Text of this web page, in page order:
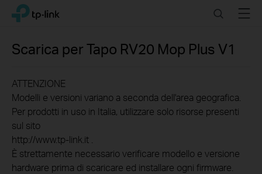
Click
navigation
TP-Link, Reliably Smart SearchMenu
Scarica perTapo RV20 Mop Plus V1
ATTENZIONE
Modelli e versioni variano a seconda dell'area geografica.
Per prodotti in uso in Italia, utilizzare solo risorse presenti
sul sito
http://www.tp-link.it .
È strettamente necessario verificare modello e versione
hardware prima di scaricare ed installare ogni firmware.